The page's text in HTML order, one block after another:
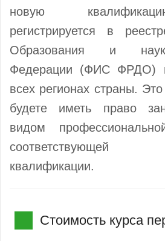
новую
регистрируется в
Образования и
Федерации (ФИС ФРДО)
всех регионах страны.
будете иметь право
видом
соответствующей
квалификации.
Стоимость курса